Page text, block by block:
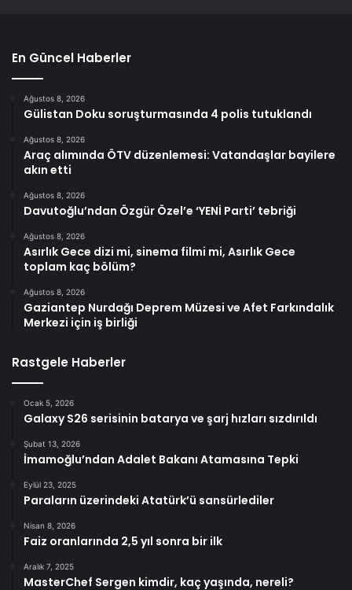
En Güncel Haberler
Ağustos 8, 2026
Gülistan Doku soruşturmasında 4 polis tutuklandı
Ağustos 8, 2026
Araç alımında ÖTV düzenlemesi: Vatandaşlar bayilere
akın etti
Ağustos 8, 2026
Davutoğlu’ndan Özgür Özel’e ‘YENİ Parti’ tebriği
Ağustos 8, 2026
Asırlık Gece dizi mi, sinema filmi mi, Asırlık Gece
toplam kaç bölüm?
Ağustos 8, 2026
Gaziantep Nurdağı Deprem Müzesi ve Afet Farkındalık
Merkezi için iş birliği
Rastgele Haberler
Ocak 5, 2026
Galaxy S26 serisinin batarya ve şarj hızları sızdırıldı
Şubat 13, 2026
İmamoğlu’ndan Adalet Bakanı Atamasına Tepki
Eylül 23, 2025
Paraların üzerindeki Atatürk’ü sansürlediler
Nisan 8, 2026
Faiz oranlarında 2,5 yıl sonra bir ilk
Aralık 7, 2025
MasterChef Sergen kimdir, kaç yaşında, nereli?